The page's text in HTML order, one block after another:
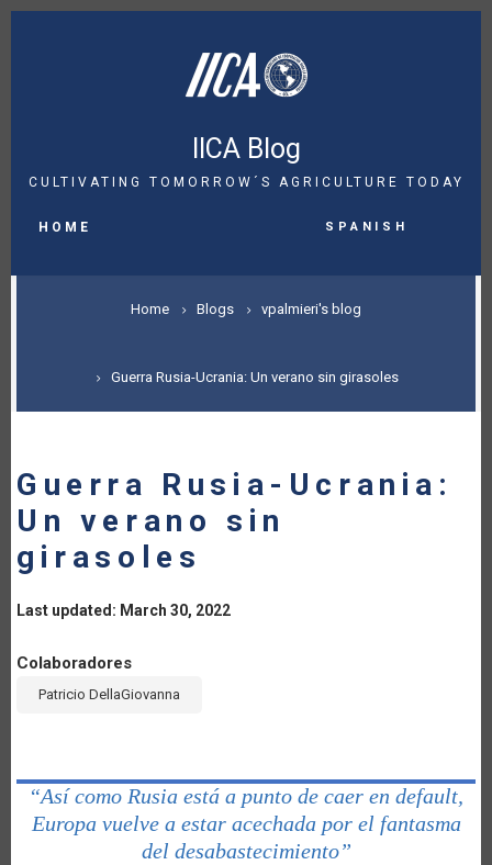
Skip
IICA Blog
CULTIVATING TOMORROW´S AGRICULTURE TODAY
NAVIGATION
HOME Spanish
BREADCRUMB
Home Blogs vpalmieri's blog
Guerra Rusia-Ucrania: Un verano sin girasoles
Guerra Rusia-Ucrania:
Un verano sin
girasoles
Last updated: March 30, 2022
Colaboradores
Patricio DellaGiovanna
“Así como Rusia está a punto de caer en default,
Europa vuelve a estar acechada por el fantasma
del desabastecimiento”